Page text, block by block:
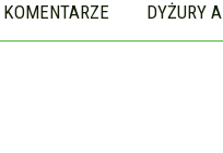
KOMENTARZE DYŻURY